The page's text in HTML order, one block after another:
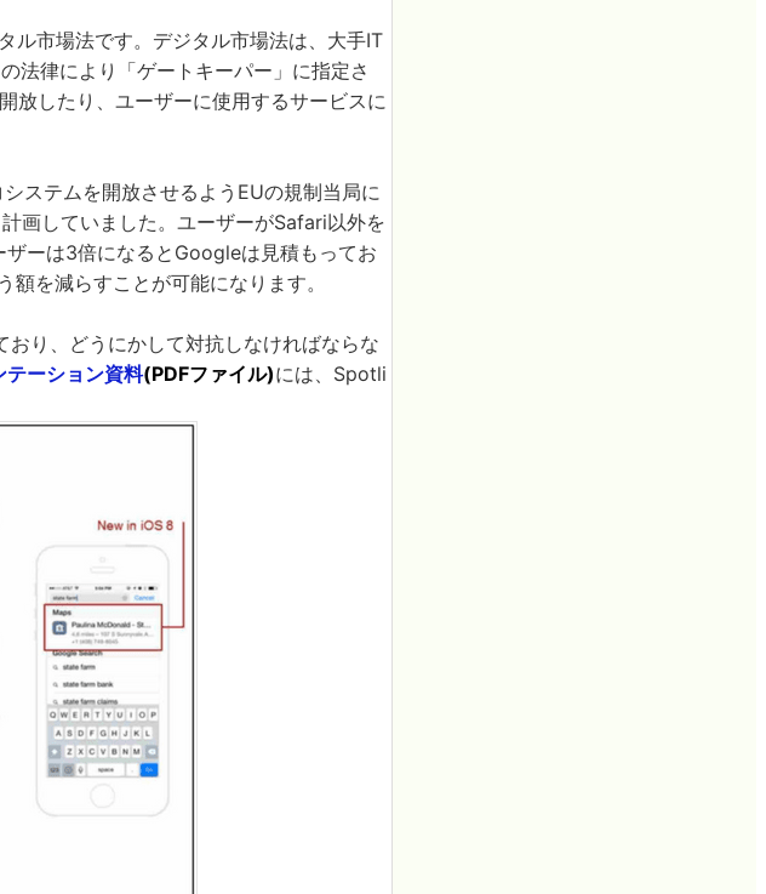
ル市場法です。デジタル市場法は、大手IT
法律により「ゲートキーパー」に指定さ
放したり、ユーザーに使用するサービスに
ステムを開放させるようEUの規制当局に
画していました。ユーザーがSafari以外を
ーは3倍になるとGoogleは見積もってお
を減らすことが可能になります。
り、どうにかして対抗しなければならな
テーション資料(PDFファイル)には、Spotli